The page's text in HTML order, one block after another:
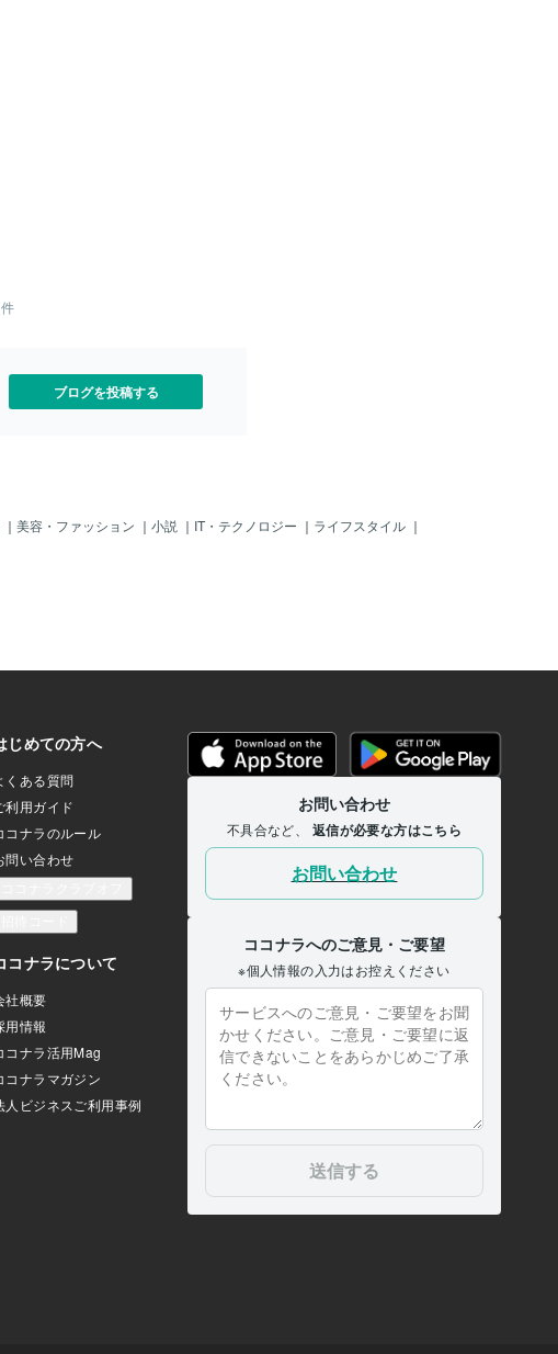
件
ブログを投稿する
｜ 美容・ファッション ｜ 小説 ｜ IT・テクノロジー ｜ ライフスタイル ｜